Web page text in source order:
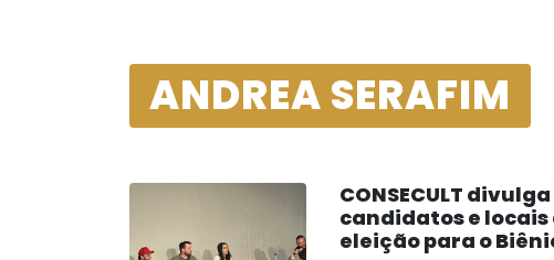
ANDREA SERAFIM
CONSECULT
candidatos e
eleição para o